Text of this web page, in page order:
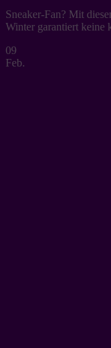
Sneaker-Fan? Mit
Winter garantiert keine
09
Feb.